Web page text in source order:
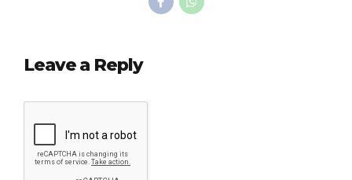
Leave a Reply